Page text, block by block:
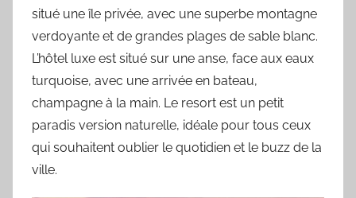
situé une île privée, avec une superbe montagne
verdoyante et de grandes plages de sable blanc.
L’hôtel luxe est situé sur une anse, face aux eaux
turquoise, avec une arrivée en bateau,
champagne à la main. Le resort est un petit
paradis version naturelle, idéale pour tous ceux
qui souhaitent oublier le quotidien et le buzz de la
ville.